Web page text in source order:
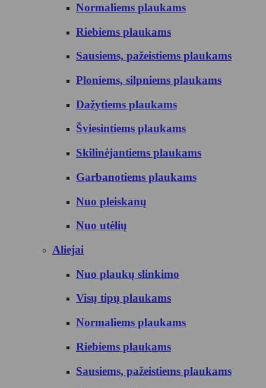
Normaliems plaukams
Riebiems plaukams
Sausiems, pažeistiems plaukams
Ploniems, silpniems plaukams
Dažytiems plaukams
Šviesintiems plaukams
Skilinėjantiems plaukams
Garbanotiems plaukams
Nuo pleiskanų
Nuo utėlių
Aliejai
Nuo plaukų slinkimo
Visų tipų plaukams
Normaliems plaukams
Riebiems plaukams
Sausiems, pažeistiems plaukams